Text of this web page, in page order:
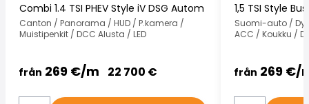
Combi 1.4 TSI PHEV Style iV DSG Autom
Canton / Panorama / HUD / P.kamera /
Muistipenkit / DCC Alusta / LED
från 269 €/m 22 700 €
1,5 TSI Style
Suomi-auto /
ACC / Koukku /
från 269 €/